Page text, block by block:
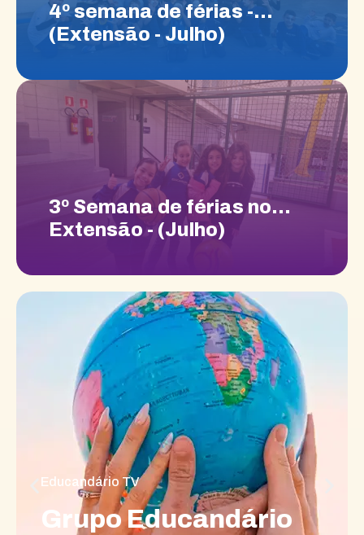
4º semana de férias -
(Extensão - Julho)
3º Semana de férias no
Extensão - (Julho)
Educandário TV
Grupo Educandário